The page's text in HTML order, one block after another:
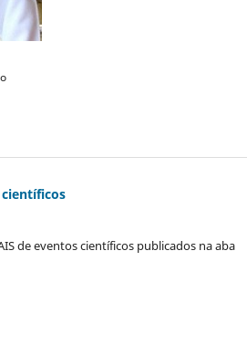
de eventos científicos publicados na aba